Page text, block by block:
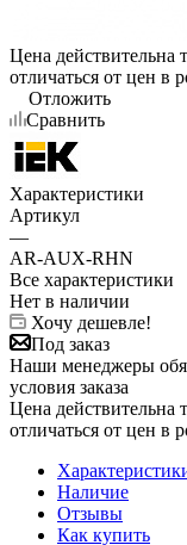
Цена действительна
отличаться от цен в
Отложить
Сравнить
Характеристики
Артикул
—
AR-AUX-RHN
Все характеристики
Нет в наличии
Хочу дешевле!
Под заказ
Наши менеджеры
условия заказа
Цена действительна
отличаться от цен в
Наличие
Отзывы
Как купить